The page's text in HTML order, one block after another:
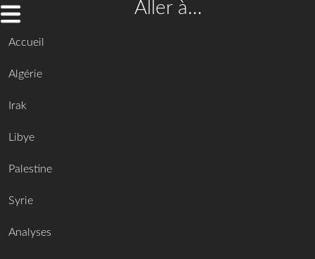
Aller à…
Accueil
Algérie
Irak
Libye
Palestine
Syrie
Analyses